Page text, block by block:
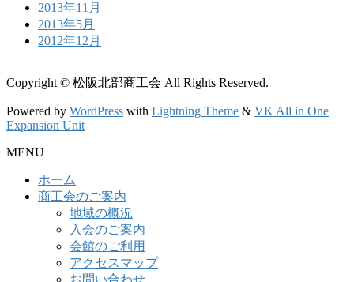
2013年11月
2013年5月
2012年12月
Copyright © 松阪北部商工会 All Rights Reserved.
Powered by WordPress with Lightning Theme & VK All in One
Expansion Unit
MENU
ホーム
商工会のご案内
地域の概況
入会のご案内
会館のご利用
アクセスマップ